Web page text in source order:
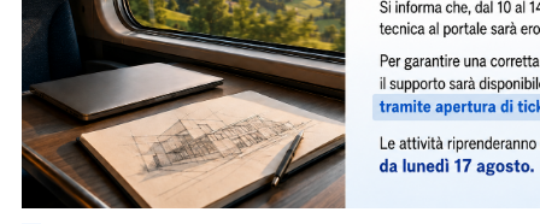
Domanda certificati di destinazione
urbanistica
| gennaio 18, 2023 | SUE |
Vi informiamo che è ora disponibile la nuova modulistica
per la presentazione della domanda di certificato di